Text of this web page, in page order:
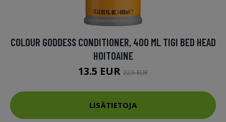
COLOUR GODDESS CONDITIONER, 400 ML TIGI BED HEAD
HOITOAINE
13.5 EUR 22.5 EUR
LISÄTIETOJA